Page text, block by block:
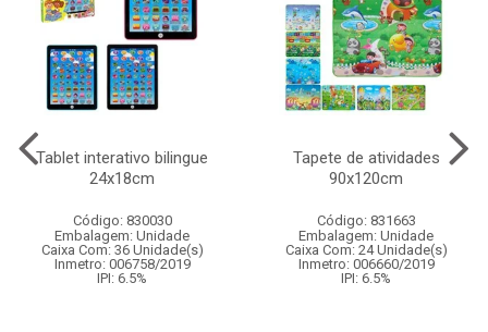
Tablet interativo bilingue
24x18cm
Código: 830030
Embalagem: Unidade
Caixa Com: 36 Unidade(s)
Inmetro: 006758/2019
IPI: 6.5%
Tapete de atividades
90x120cm
Código: 831663
Embalagem: Unidade
Caixa Com: 24 Unidade(s)
Inmetro: 006660/2019
IPI: 6.5%